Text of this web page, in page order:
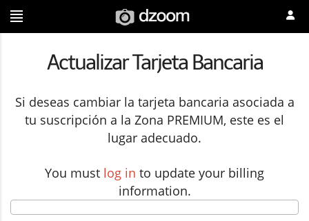
Actualizar Tarjeta Bancaria
Si deseas cambiar la tarjeta bancaria asociada a
tu suscripción a la Zona PREMIUM, este es el
lugar adecuado.
You must log in to update your billing
information.